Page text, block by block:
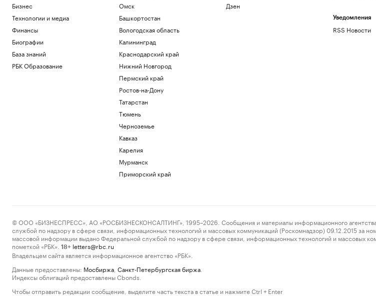
Бизнес
Технологии и медиа
Финансы
Биографии
База знаний
РБК Образование
Омск
Башкортостан
Вологодская область
Калининград
Краснодарский край
Нижний Новгород
Пермский край
Ростов-на-Дону
Татарстан
Тюмень
Черноземье
Кавказ
Карелия
Мурманск
Приморский край
Дзен
Уведомления
RSS Новости
© ООО «БИЗНЕСПРЕСС», АО «РОСБИЗНЕСКОНСАЛТИНГ», 1995–2026. Сообщения и материалы информационного агентства
службой по надзору в сфере связи, информационных технологий и массовых коммуникаций (Роскомнадзор) 09.12.2015 за
массовой информации выдано Федеральной службой по надзору в сфере связи, информационных технологий и
пометкой «РБК».
18+ letters@rbc.ru
Владельцем сайта является информационное агентство «РБК».
Данные предоставлены: Мосбиржа Санкт-Петербургская биржа
Индексы облигаций предоставлены Cbonds.
Чтобы отправить редакции сообщение, выделите часть текста в статье и нажмите Ctrl + Enter